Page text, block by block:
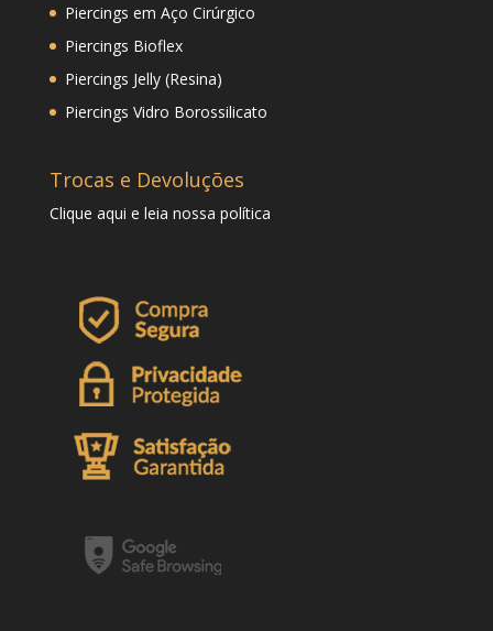
Piercings em Aço Cirúrgico
Piercings Bioflex
Piercings Jelly (Resina)
Piercings Vidro Borossilicato
Trocas e Devoluções
Clique aqui e leia nossa política